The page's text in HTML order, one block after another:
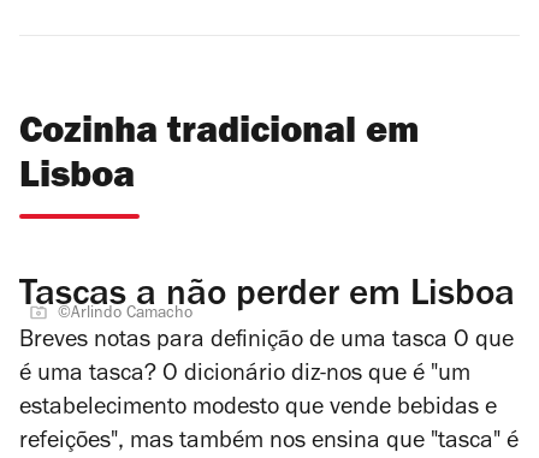
Cozinha tradicional em
Lisboa
Tascas a não perder em Lisboa
©Arlindo Camacho
Breves notas para definição de uma tasca O que
é uma tasca? O dicionário diz-nos que é "um
estabelecimento modesto que vende bebidas e
refeições", mas também nos ensina que "tasca" é